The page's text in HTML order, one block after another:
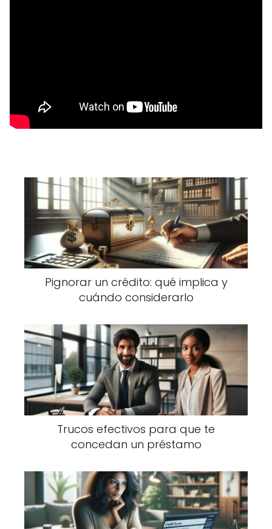
Pignorar un crédito: qué implica y
cuándo considerarlo
Trucos efectivos para que te
concedan un préstamo